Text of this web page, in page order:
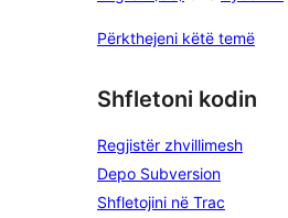
Përkthejeni këtë temë
Shfletoni kodin
Regjistër zhvillimesh
Depo Subversion
Shfletojini në Trac